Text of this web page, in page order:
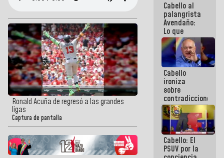
Ronald Acuña de regresó a las grandes
ligas
Captura de pantalla
Cabello al
palangrista
Avendaño:
Lo que
vayas a
escribir
hazlo hoy
por que no
sabemos si
la semana
que viene
hay
programa
Cabello
ironiza
sobre
contradicciones
y mentiras
de María
Machado:
¡Créanle!
Cabello: El
PSUV por la